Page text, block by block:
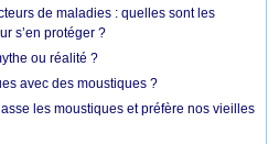
de maladies : quelles sont les
s’en protéger ?
ou réalité ?
avec des moustiques ?
les moustiques et préfère nos vieilles